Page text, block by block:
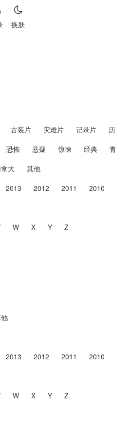
换肤
古装片 灾难片 记录片 历史片
恐怖 悬疑 惊悚 经典 青春
大 其他
2013 2012 2011 2010
W X Y Z
2013 2012 2011 2010
W X Y Z